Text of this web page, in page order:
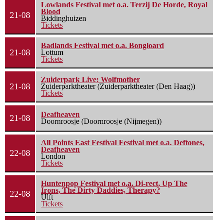
21-08
Lowlands Festival met o.a. Terzij De Horde, Royal
Blood
Biddinghuizen
Tickets
21-08
Badlands Festival met o.a. Bongloard
Lottum
Tickets
21-08
Zuiderpark Live: Wolfmother
Zuiderparktheater (Zuiderparktheater (Den Haag))
Tickets
21-08
Deafheaven
Doornroosje (Doornroosje (Nijmegen))
22-08
All Points East Festival Festival met o.a. Deftones,
Deafheaven
London
Tickets
22-08
Huntenpop Festival met o.a. Di-rect, Up The
Irons, The Dirty Daddies, Therapy?
Ulft
Tickets